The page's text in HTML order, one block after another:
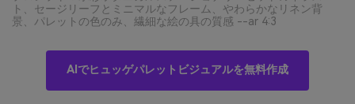
ト、セージリーフとミニマルなフレーム、やわらかなリネン背
景、パレットの色のみ、繊細な絵の具の質感 --ar 4:3
AIでヒュッゲパレットビジュアルを無料作成